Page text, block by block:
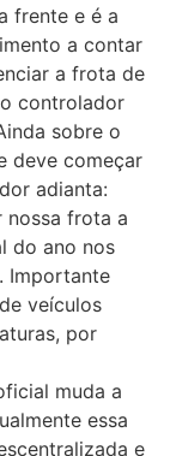
frente e é a
a contar
a frota de
controlador
sobre o
deve começar
adianta:
nossa frota a
do ano nos
Importante
veículos
por
muda a
essa
e